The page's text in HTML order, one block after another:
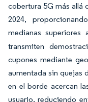
cobertura 5G más allá
2024,
medianas superiores
transmiten
cupones mediante
aumentada sin quejas
en el borde acercan
usuario, reduciendo